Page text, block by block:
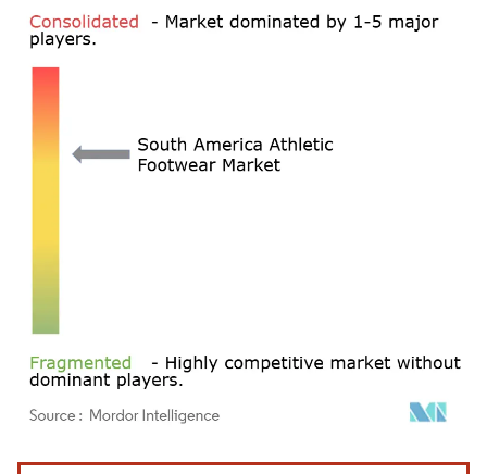
画像 © Mordor Intelligence。再利用にはCC BY 4.0の表示が必要です。